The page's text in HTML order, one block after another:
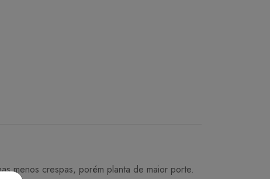
menos crespas, porém planta de maior porte.